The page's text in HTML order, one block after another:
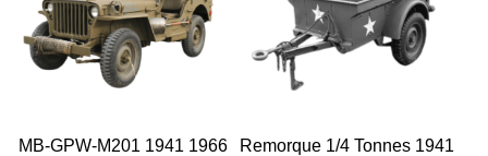
MB-GPW-M201 1941 1966
Remorque 1/4 Tonnes 1941